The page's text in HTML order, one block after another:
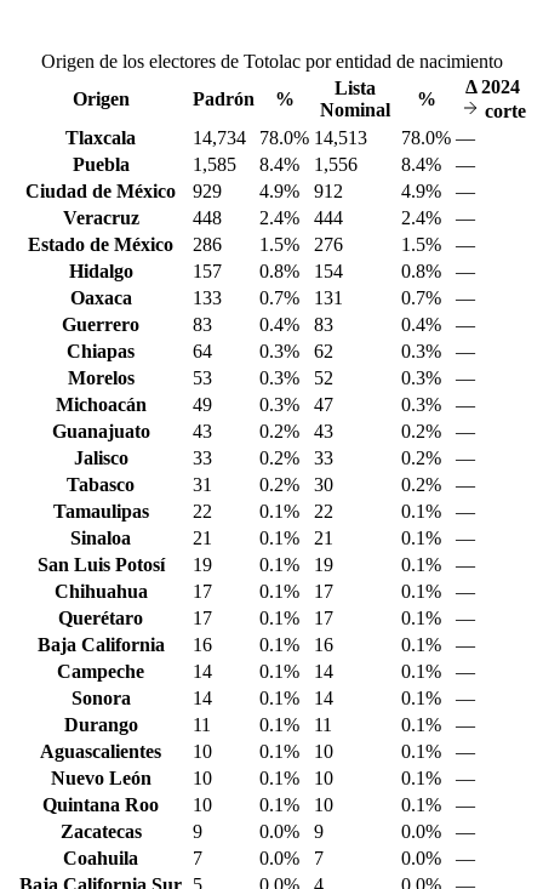
Origen de los electores de Totolac por entidad de nacimiento
Origen
Padrón %
Lista
Nominal
%
Δ2024
corte
Tlaxcala
14,734 78.0% 14,513 78.0% —
Puebla
1,585 8.4% 1,556 8.4%
—
Ciudad de México
929 4.9% 912 4.9%
—
Veracruz
448 2.4% 444 2.4%
—
Estado de México
286 1.5% 276 1.5%
—
Hidalgo
157 0.8% 154 0.8%
—
Oaxaca
133 0.7% 131 0.7%
—
Guerrero
83 0.4% 83 0.4%
—
Chiapas
64 0.3% 62 0.3%
—
Morelos
53 0.3% 52 0.3%
—
Michoacán
49 0.3% 47 0.3%
—
Guanajuato
43 0.2% 43 0.2%
—
Jalisco
33 0.2% 33 0.2%
—
Tabasco
31 0.2% 30 0.2%
—
Tamaulipas
22 0.1% 22 0.1%
—
Sinaloa
21 0.1% 21 0.1%
—
San Luis Potosí
19 0.1% 19 0.1%
—
Chihuahua
17 0.1% 17 0.1%
—
Querétaro
17 0.1% 17 0.1%
—
Baja California
16 0.1% 16 0.1%
—
Campeche
14 0.1% 14 0.1%
—
Sonora
14 0.1% 14 0.1%
—
Durango
11 0.1% 11 0.1%
—
Aguascalientes
10 0.1% 10 0.1%
—
Nuevo León
10 0.1% 10 0.1%
—
Quintana Roo
10 0.1% 10 0.1%
—
Zacatecas
9 0.0% 9 0.0%
—
Coahuila
7 0.0% 7 0.0%
—